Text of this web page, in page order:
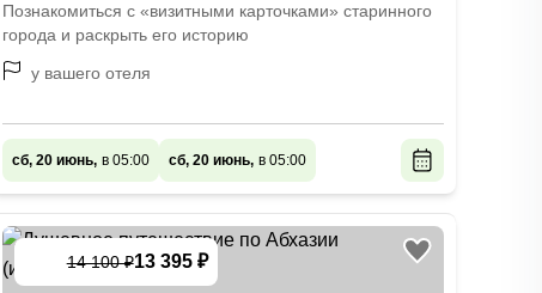
Познакомиться с «визитными карточками» старинного
города и раскрыть его историю
у вашего отеля
сб, 20 июнь, в 05:00 сб, 20 июнь, в 05:00
14 100 ₽13 395 ₽